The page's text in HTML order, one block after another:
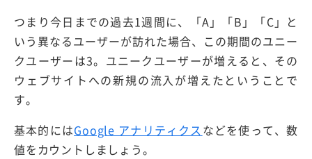
つまり今日までの過去1週間に、「A」「B」「C」と
いう異なるユーザーが訪れた場合、この期間のユニー
クユーザーは3。ユニークユーザーが増えると、その
ウェブサイトへの新規の流入が増えたということで
す。
基本的にはGoogle アナリティクス などを使って、数
値をカウントしましょう。